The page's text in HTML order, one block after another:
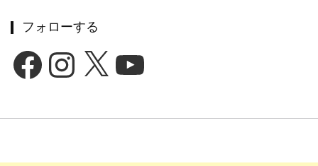
フォローする
FacebookInstagram